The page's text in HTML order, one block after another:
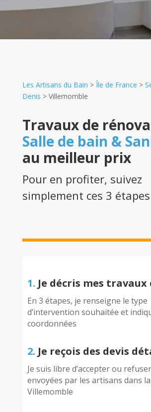
Les Artisans du Bain > Île de France >
Denis > Villemomble
Travaux de
Salle de bain &
au meilleur prix
Pour en profiter, suivez
simplement ces 3
1. Je décris mes
En 3 étapes, je renseigne le type
d’intervention souhaitée et
coordonnées
2. Je reçois des devis
Je suis libre d’accepter ou
envoyées par les artisans dans
Villemomble